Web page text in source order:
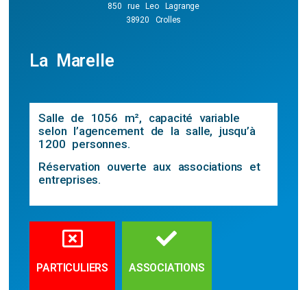
850 rue Leo Lagrange
38920 Crolles
La Marelle
Salle de 1056 m², capacité variable
selon l’agencement de la salle, jusqu’à
1200 personnes.
Réservation ouverte aux associations et
entreprises.
PARTICULIERS ASSOCIATIONS